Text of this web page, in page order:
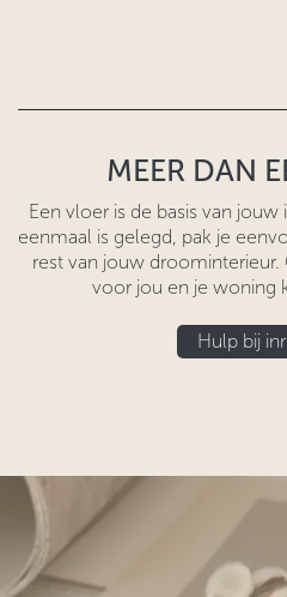
MEER DAN
Een vloer is de basis van jouw
eenmaal is gelegd, pak je
rest van jouw
voor jou en je woning
Hulp bij